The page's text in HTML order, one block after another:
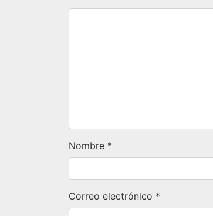
Nombre *
Correo electrónico *